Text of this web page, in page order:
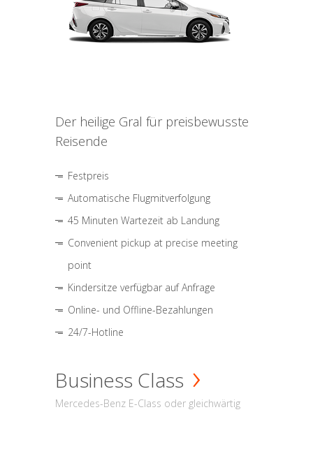
Der heilige Gral für preisbewusste
Reisende
Festpreis
Automatische Flugmitverfolgung
45 Minuten Wartezeit ab Landung
Convenient pickup at precise meeting
point
Kindersitze verfügbar auf Anfrage
Online- und Offline-Bezahlungen
24/7-Hotline
Business Class
Mercedes-Benz E-Class oder gleichwärtig